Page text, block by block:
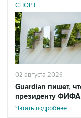
СПОРТ
02 августа 2026
Guardian пишет,
президенту
Читать подробнее